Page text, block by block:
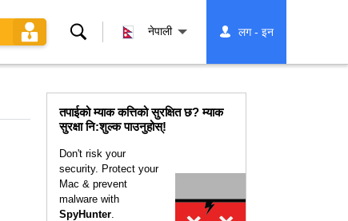
खोज्नुहोस् नेपाली लग - इन
तपाईको म्याक कत्तिको सुरक्षित छ? म्याक
सुरक्षा नि:शुल्क पाउनुहोस्!
Don't risk your
security. Protect your
Mac & prevent
malware with
SpyHunter.